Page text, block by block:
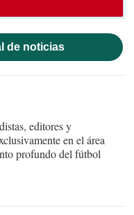
de noticias
editores y
en el área
profundo del fútbol